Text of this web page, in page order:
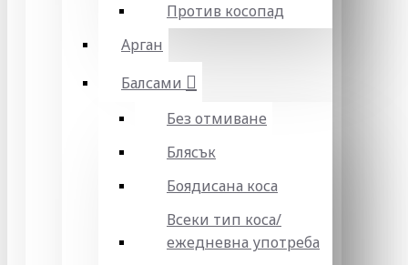
Против косопад
Арган
Балсами
Без отмиване
Блясък
Боядисана коса
Всеки тип коса/
ежедневна употреба